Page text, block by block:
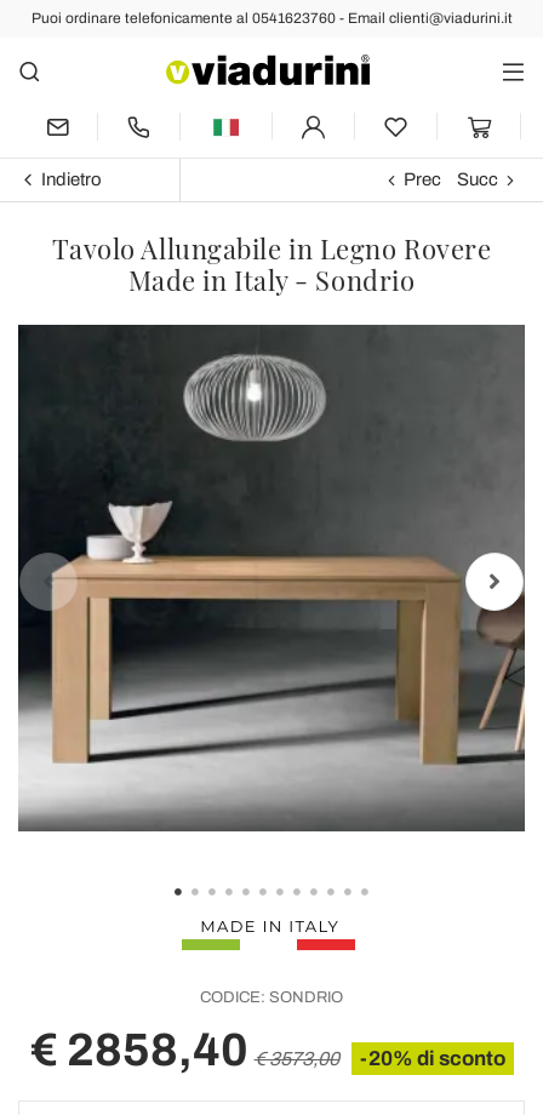
Puoi ordinare telefonicamente al 0541623760 - Email clienti@viadurini.it
Indietro Prec Succ
Tavolo Allungabile in Legno Rovere
Made in Italy - Sondrio
CODICE: SONDRIO
€ 2858,40 € 3573,00 -20% di sconto